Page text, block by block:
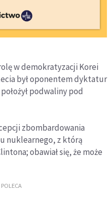
w demokratyzacji Korei
był oponentem dyktatur
podwaliny pod
zbombardowania
nuklearnego, z którą
obawiał się, że może